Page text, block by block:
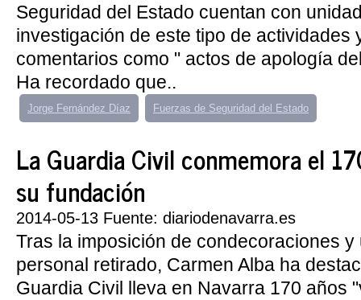
Seguridad del Estado cuentan con
investigación de este tipo de actividades
comentarios como " actos de apología
Ha recordado que..
Jorge Fernández Díaz Fuerzas de Seguridad del Estado
La Guardia Civil conmemora el
su fundación
2014-05-13 Fuente: diariodenavarra.es
Tras la imposición de condecoraciones y
personal retirado, Carmen Alba ha
Guardia Civil lleva en Navarra 170 años